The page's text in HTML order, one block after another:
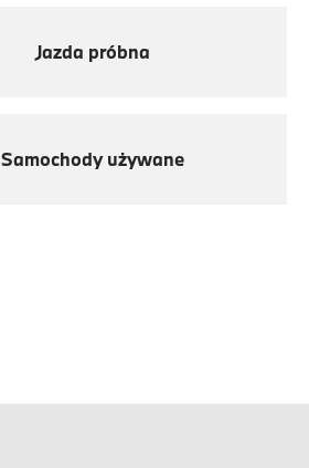
Jazda próbna
Samochody używane